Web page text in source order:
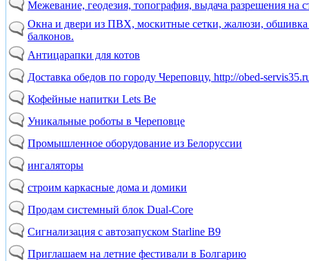
Межевание, геодезия, топография, выдача разрешения на
Окна и двери из ПВХ, москитные сетки, жалюзи,
балконов.
Антицарапки для котов
Доставка обедов по городу Череповцу, http://obed-
Кофейные напитки Lets Be
Уникальные роботы в Череповце
Промышленное оборудование из Белоруссии
ингаляторы
строим каркасные дома и домики
Продам системный блок Dual-Core
Сигнализация с автозапуском Starline B9
Приглашаем на летние фестивали в Болгарию